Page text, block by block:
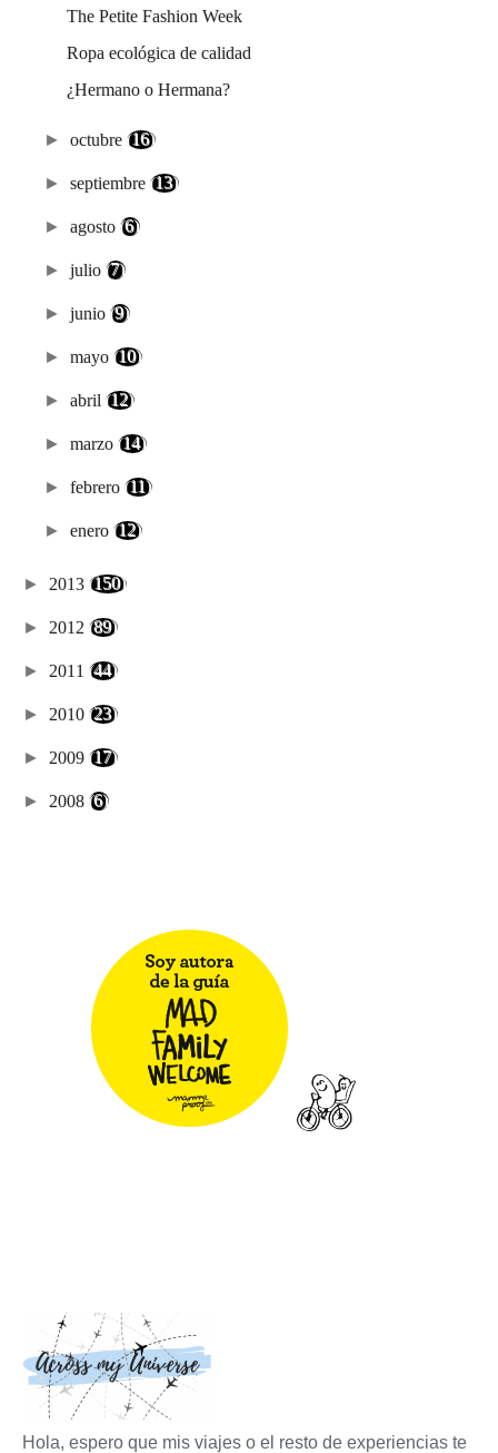
The Petite Fashion Week
Ropa ecológica de calidad
¿Hermano o Hermana?
►octubre (16)
►septiembre (13)
►agosto(6)
►julio(7)
►junio(9)
►mayo (10)
►abril (12)
►marzo (14)
►febrero(11)
►enero (12)
► 2013 (150)
► 2012 (89)
► 2011 (44)
► 2010 (23)
► 2009 (17)
► 2008 (6)
Hola, espero que mis viajes o el resto de experiencias te